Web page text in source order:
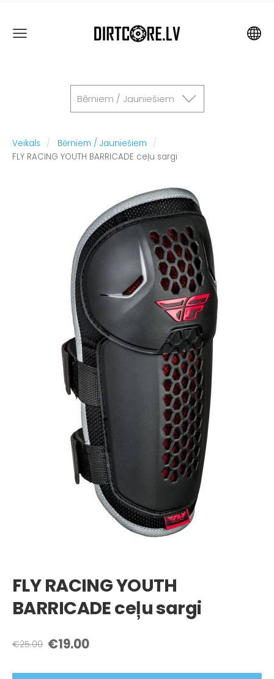
Bērniem / Jauniešiem
Veikals
Bērniem / Jauniešiem
FLY RACING YOUTH BARRICADE ceļu sargi
FLY RACING YOUTH
BARRICADE ceļu sargi
€25.00 €19.00